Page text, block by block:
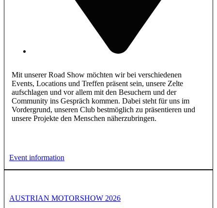
Mit unserer Road Show möchten wir bei verschiedenen
Events, Locations und Treffen präsent sein, unsere Zelte
aufschlagen und vor allem mit den Besuchern und der
Community ins Gespräch kommen. Dabei steht für uns im
Vordergrund, unseren Club bestmöglich zu präsentieren und
unsere Projekte den Menschen näherzubringen.
Event information
AUSTRIAN MOTORSHOW 2026